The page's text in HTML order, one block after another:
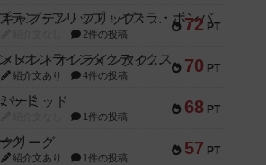
72 PT
キャプテン・フリップ：イスラ・ボンバ
2件の投稿
70 PT
メメントオンラインタクティクス
紹介文あり 4件の投稿
68 PT
パーミッド
1件の投稿
57 PT
クリーグ
紹介文あり 1件の投稿